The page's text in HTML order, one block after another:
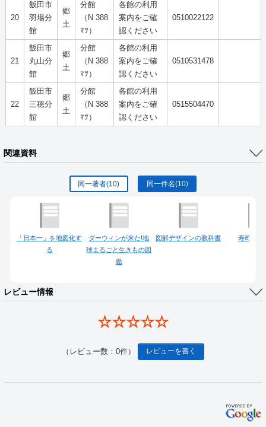
20
飯田市
羽場分
館
郷
土
分館
（N 388
ﾏﾂ）
各館の利用
案内をご確
認ください
0510022122
21
飯田市
丸山分
館
郷
土
分館
（N 388
ﾏﾂ）
各館の利用
案内をご確
認ください
0510531478
22
飯田市
三穂分
館
郷
土
分館
（N 388
ﾏﾂ）
各館の利用
案内をご確
認ください
0515504470
関連資料
同一著者(10) 同一件名(10)
「日本一」を地図化す
る
ダーウィンが来た!地
球まるごと生きもの図
鑑
図解デザインの教科書 寿司屋の
レビュー情報
☆☆☆☆☆
（レビュー数：0件） レビューを書く